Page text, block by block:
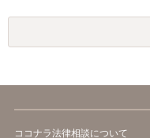
ココナラ法律相談について